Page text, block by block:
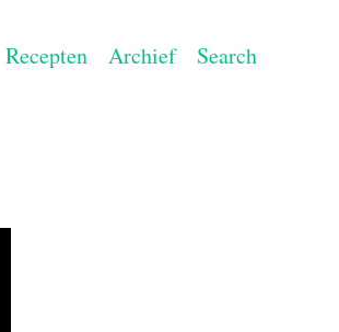
Recepten Archief Search